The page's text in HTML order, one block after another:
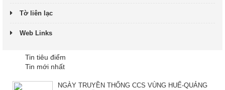
Tờ liên lạc
Web Links
Tin tiêu điểm
Tin mới nhất
NGÀY TRUYỀN THỐNG CCS VÙNG HUẾ-QUẢNG